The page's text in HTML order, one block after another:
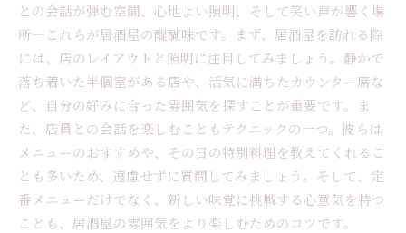
との会話が弾む空間、心地よい照明、そして笑い声が響く場
所―これらが居酒屋の醍醐味です。まず、居酒屋を訪れる際
には、店のレイアウトと照明に注目してみましょう。静かで
落ち着いた半個室がある店や、活気に満ちたカウンター席な
ど、自分の好みに合った雰囲気を探すことが重要です。ま
た、店員との会話を楽しむこともテクニックの一つ。彼らは
メニューのおすすめや、その日の特別料理を教えてくれるこ
とも多いため、遠慮せずに質問してみましょう。そして、定
番メニューだけでなく、新しい味覚に挑戦する心意気を持つ
ことも、居酒屋の雰囲気をより楽しむためのコツです。